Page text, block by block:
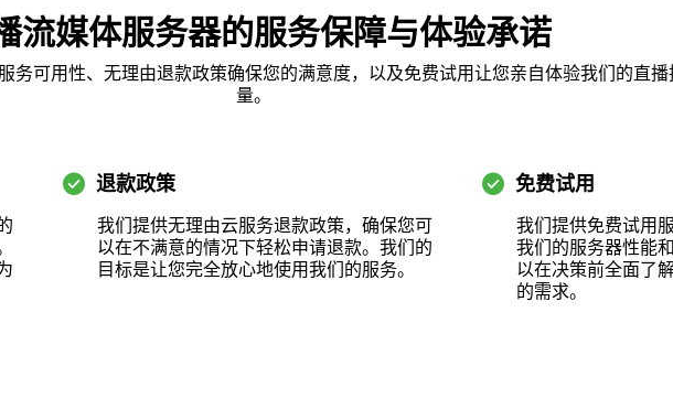
流媒体服务器的服务保障与体验承诺
务可用性、无理由退款政策确保您的满意度，以及免费试用让您亲自体验我们的直
量。
check_circle 退款政策
我们提供无理由云服务退款政策，确保您可
以在不满意的情况下轻松申请退款。我们的
目标是让您完全放心地使用我们的服务。
check_circle 免费试用
我们提供免费试用
我们的服务器性能
以在决策前全面了
的需求。